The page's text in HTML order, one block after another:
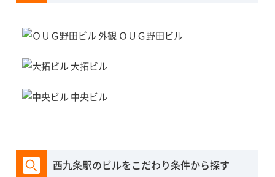
ＯＵＧ野田ビル
大拓ビル
中央ビル
西九条駅のビルをこだわり条件から探す